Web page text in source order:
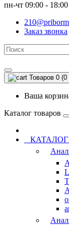
пн-чт 09:00 -
Заказ звонка
Товаров 0 (0
Ваша
Каталог товаров
КАТАЛОГ